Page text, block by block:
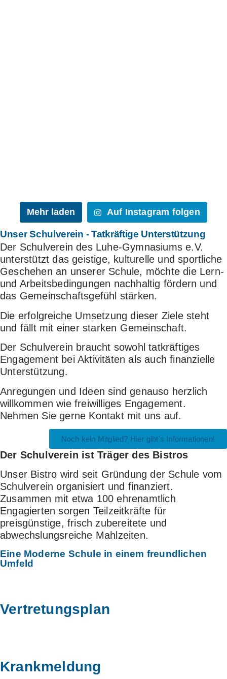
Mehr laden Auf Instagram folgen
Unser Schulverein - Tatkräftige Unterstützung
Der Schulverein des Luhe-Gymnasiums e.V.
unterstützt das geistige, kulturelle und sportliche
Geschehen an unserer Schule, möchte die Lern-
und Arbeitsbedingungen nachhaltig fördern und
das Gemeinschaftsgefühl stärken.
Die erfolgreiche Umsetzung dieser Ziele steht
und fällt mit einer starken Gemeinschaft.
Der Schulverein braucht sowohl tatkräftiges
Engagement bei Aktivitäten als auch finanzielle
Unterstützung.
Anregungen und Ideen sind genauso herzlich
willkommen wie freiwilliges Engagement.
Nehmen Sie gerne Kontakt mit uns auf.
Noch kein Mitglied? Hier gibt's Informationen!
Der Schulverein ist Träger des Bistros
Unser Bistro wird seit Gründung der Schule vom
Schulverein organisiert und finanziert.
Zusammen mit etwa 100 ehrenamtlich
Engagierten sorgen Teilzeitkräfte für
preisgünstige, frisch zubereitete und
abwechslungsreiche Mahlzeiten.
Eine Moderne Schule in einem freundlichen
Umfeld
Vertretungsplan
Krankmeldung